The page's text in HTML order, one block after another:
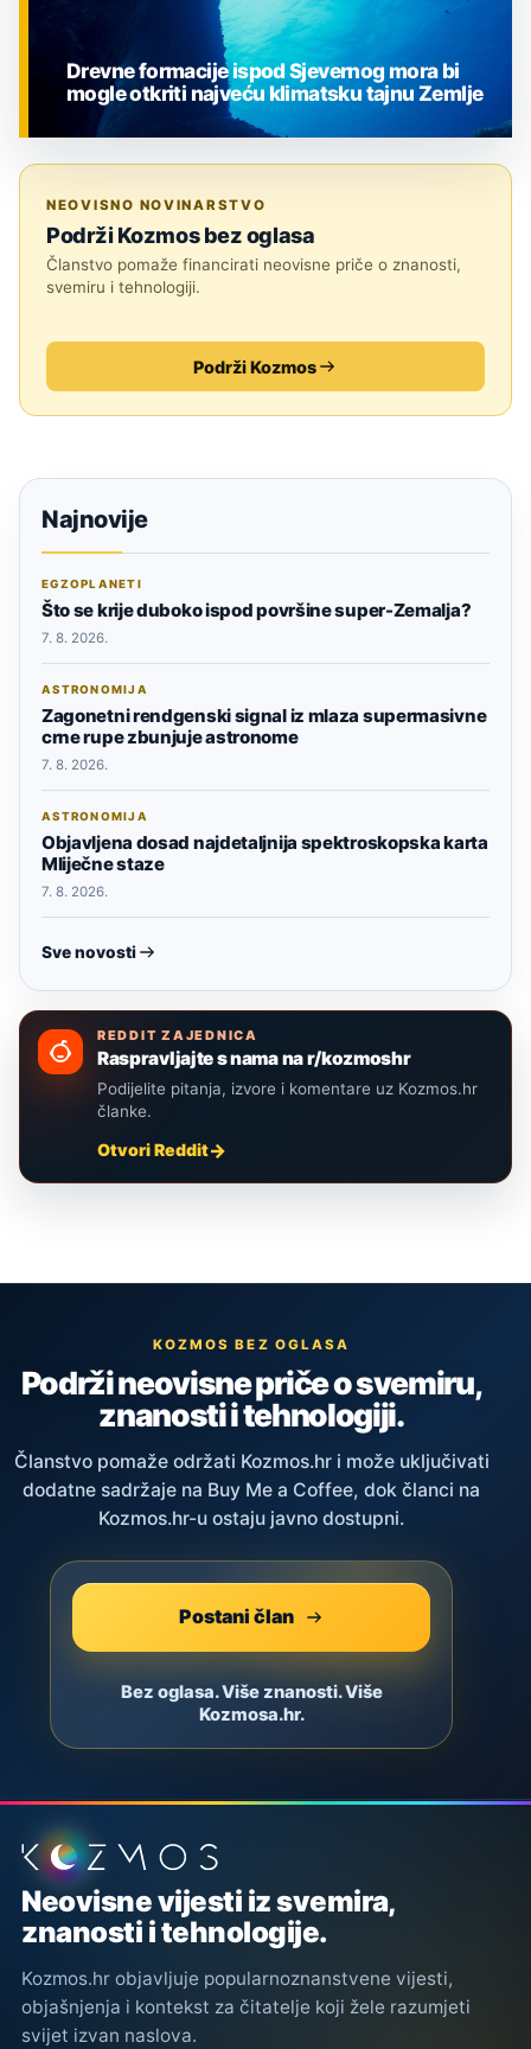
Drevne formacije ispod Sjevernog mora bi
mogle otkriti najveću klimatsku tajnu Zemlje
NEOVISNO NOVINARSTVO
Podrži Kozmos bez oglasa
Članstvo pomaže financirati neovisne priče o znanosti,
svemiru i tehnologiji.
Podrži Kozmos
Najnovije
EGZOPLANETI
Što se krije duboko ispod površine super-Zemalja?
7. 8. 2026.
ASTRONOMIJA
Zagonetni rendgenski signal iz mlaza supermasivne
crne rupe zbunjuje astronome
7. 8. 2026.
ASTRONOMIJA
Objavljena dosad najdetaljnija spektroskopska karta
Mliječne staze
7. 8. 2026.
Sve novosti
REDDIT ZAJEDNICA
Raspravljajte s nama na r/kozmoshr
Podijelite pitanja, izvore i komentare uz Kozmos.hr
članke.
Otvori Reddit
KOZMOS BEZ OGLASA
Podrži neovisne priče o svemiru,
znanosti i tehnologiji.
Članstvo pomaže održati Kozmos.hr i može uključivati
dodatne sadržaje na Buy Me a Coffee, dok članci na
Kozmos.hr-u ostaju javno dostupni.
Postani član
Bez oglasa. Više znanosti. Više
Kozmosa.hr.
Podnožje stranice
Neovisne vijesti iz svemira,
znanosti i tehnologije.
Kozmos.hr objavljuje popularnoznanstvene vijesti,
objašnjenja i kontekst za čitatelje koji žele razumjeti
svijet izvan naslova.